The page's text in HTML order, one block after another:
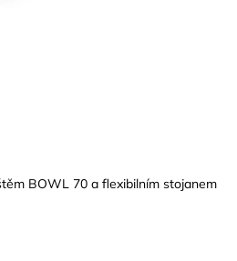
BOWL 70 a flexibilním stojanem